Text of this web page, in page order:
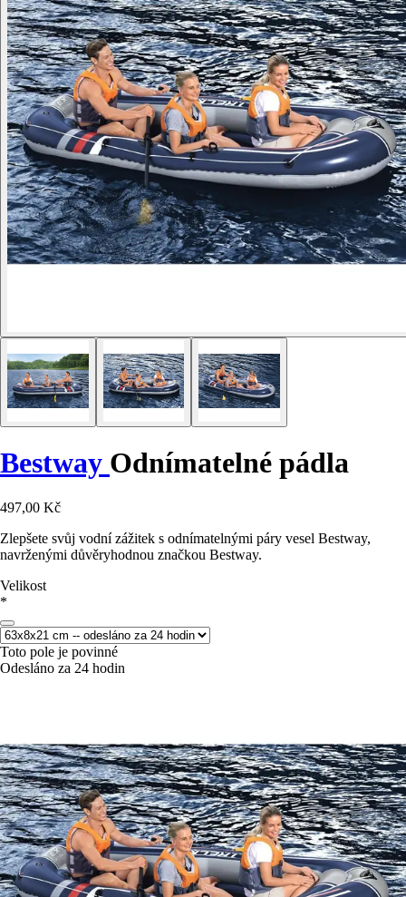
Bestway Odnímatelné pádla
497,00 Kč
Zlepšete svůj vodní zážitek s odnímatelnými páry vesel Bestway,
navrženými důvěryhodnou značkou Bestway.
Velikost
*
Toto pole je povinné
Odesláno za 24 hodin